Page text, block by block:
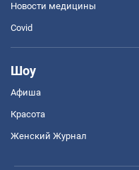
Новости медицины
Covid
Шоу
Афиша
Красота
Женский Журнал